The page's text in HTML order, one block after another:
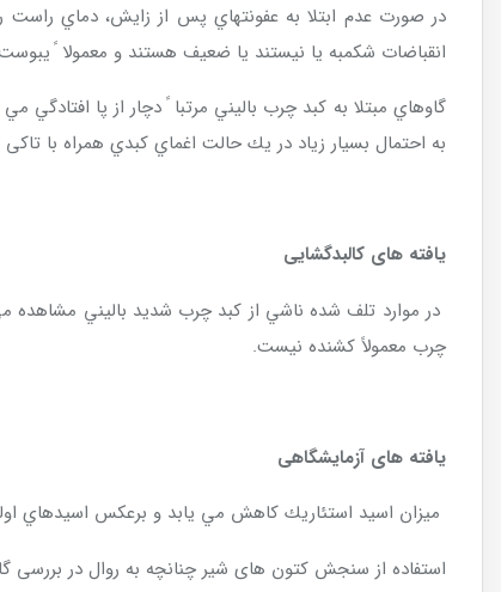
در صورت عدم ابتلا به عفونتهاي پس از زايش، دماي
انقباضات شكمبه يا نيستند يا ضعيف هستند و معمولا ً يبوست
گاوهاي مبتلا به كبد چرب باليني مرتبا ً دچار از پا
به احتمال بسيار زياد در يك حالت اغماي كبدي همراه با
یافته های کالبدگشایی
در موارد تلف شده ناشي از كبد چرب شديد باليني مشاهده
چرب معمولاً کشنده نیست.
یافته های آزمایشگاهی
ميزان اسيد استئاريك كاهش مي يابد و برعكس اسيدهاي
استفاده از سنجش کتون های شیر چنانچه به روال در بررسی